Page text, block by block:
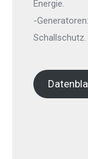
Energie.
-
Schallschutz.